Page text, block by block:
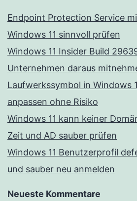
Endpoint Protection Service
Windows 11 sinnvoll prüfen
Windows 11 Insider Build
Unternehmen daraus
Laufwerkssymbol in Windows
anpassen ohne Risiko
Windows 11 kann keiner
Zeit und AD sauber prüfen
Windows 11 Benutzerprofil
und sauber neu anmelden
Neueste Kommentare